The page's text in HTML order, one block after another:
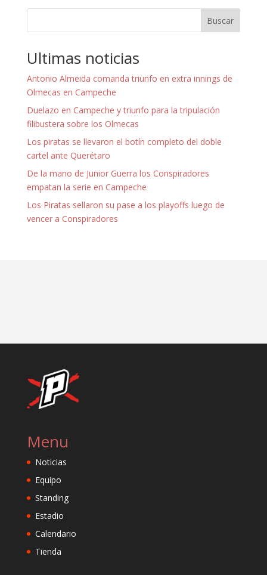
Buscar
Ultimas noticias
Antonio Almeida comanda triunfo en extra innings de
Olmecas en Campeche
Duelazo en Campeche y triunfo para la tripulación
filibustera sobre los Olmecas
Los piratas se llevaron el botín completo del doble
cartel ante Querétaro
De la mano de Junior Guerra los Conspiradores
empatan la serie en Campeche
Los Piratas sellaron su pase a los playoffs luego de
vencer a Conspiradores
Menu
Noticias
Equipo
Standing
Estadio
Calendario
Tienda